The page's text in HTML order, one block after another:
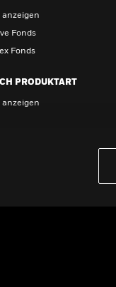
anzeigen
Fonds
Fonds
PRODUKTART
anzeigen